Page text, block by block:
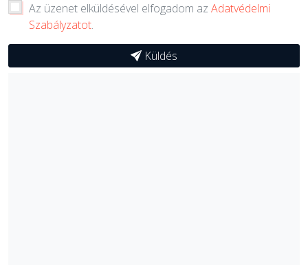
Az üzenet elküldésével elfogadom az Adatvédelmi
Szabályzatot.
Küldés